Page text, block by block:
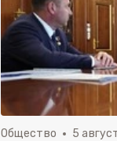
Общество 5